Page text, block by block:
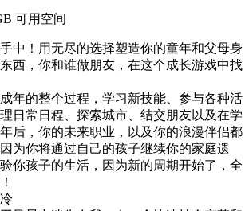
可用空间
中！用无尽的选择塑造你的童年和父母身
西，你和谁做朋友，在这个成长游戏中找
年的整个过程，学习新技能、参与各种活
日常日程、探索城市、结交朋友以及在学
后，你的未来职业，以及你的浪漫伴侣都
为你将通过自己的孩子继续你的家庭遗
你孩子的生活，因为新的周期开始了，全